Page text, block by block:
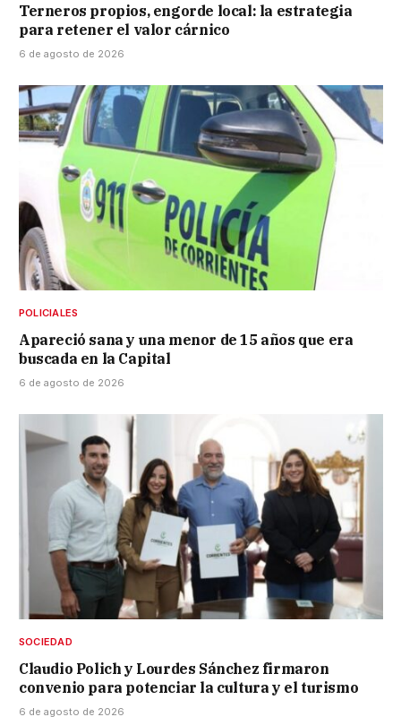
Terneros propios, engorde local: la estrategia
para retener el valor cárnico
6 de agosto de 2026
POLICIALES
Apareció sana y una menor de 15 años que era
buscada en la Capital
6 de agosto de 2026
SOCIEDAD
Claudio Polich y Lourdes Sánchez firmaron
convenio para potenciar la cultura y el turismo
6 de agosto de 2026